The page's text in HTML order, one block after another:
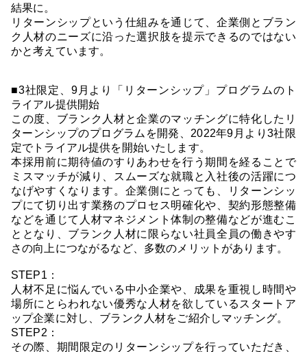
結果に。
リターンシップという仕組みを通じて、企業側とブラン
ク人材のニーズに沿った選択肢を提示できるのではない
かと考えています。
■3社限定、9月より「リターンシップ」プログラムのト
ライアル提供開始
この度、ブランク人材と企業のマッチングに特化したリ
ターンシップのプログラムを開発、2022年9月より3社限
定でトライアル提供を開始いたします。
本採用前に期待値のすりあわせを行う期間を経ることで
ミスマッチが減り、スムーズな就職と入社後の活躍につ
なげやすくなります。企業側にとっても、リターンシッ
プにて切り出す業務のプロセス明確化や、契約形態整備
などを通じて人材マネジメント体制の整備などが進むこ
ととなり、ブランク人材に限らない社員全員の働きやす
さの向上につながるなど、多数のメリットがあります。
STEP1：
人材不足に悩んでいる中小企業や、成果を重視し時間や
場所にとらわれない優秀な人材を欲しているスタートア
ップ企業に対し、ブランク人材をご紹介しマッチング。
STEP2：
その際、期間限定のリターンシップを行っていただき、